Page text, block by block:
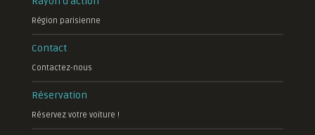
Région parisienne
Contact
Contactez-nous
Réservation
Réservez votre voiture !